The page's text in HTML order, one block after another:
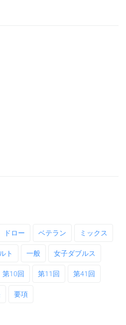
ドロー ベテラン ミックス
ト 一般 女子ダブルス
第10回 第11回 第41回
要項